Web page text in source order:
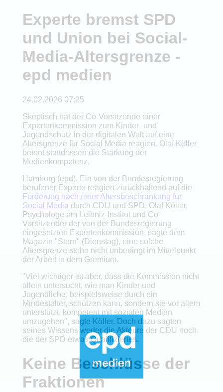
Experte bremst SPD
und Union bei Social-
Media-Altersgrenze -
epd medien
24.02.2026 07:25
Skeptisch hat der Co-Vorsitzende einer
Expertenkommission zum Kinder- und
Jugendschutz in der digitalen Welt auf eine
Altersgrenze für Social Media reagiert. Olaf Köller
betont stattdessen die Stärkung der
Medienkompetenz.
Hamburg (epd). Ein von der Bundesregierung
berufener Experte reagiert zurückhaltend auf die
Forderung nach einer Altersbeschränkung für
Social Media durch CDU und SPD. Olaf Köller,
Psychologe am Leibniz-Institut und Co-
Vorsitzender der von der Bundesregierung
eingesetzten Expertenkommission, sagte dem
Magazin "Stern" (Dienstag), eine solche
Altersgrenze stehe nicht unbedingt im Mittelpunkt
der Arbeit in dem Gremium.
"Viel wichtiger ist aber, dass die Kommission nicht
allein untersucht, wie man Kinder und
Jugendliche, beispielsweise durch ein
Mindestalter, schützen kann, sondern sie vor allem
unterstützt, kompetent mit sozialen Medien
umzugehen", sagte Köller. Doch dazu sagten
seines Wissens weder die Akteure der CDU noch
die der SPD etwas Qualifiziertes.
Keine Beschlüsse der
Fraktionen